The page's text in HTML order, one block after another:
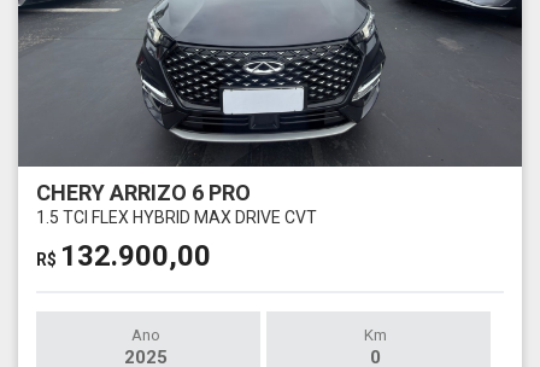
CHERY ARRIZO 6 PRO
1.5 TCI FLEX HYBRID MAX DRIVE CVT
R$ 132.900,00
Ano
2025
Km
0